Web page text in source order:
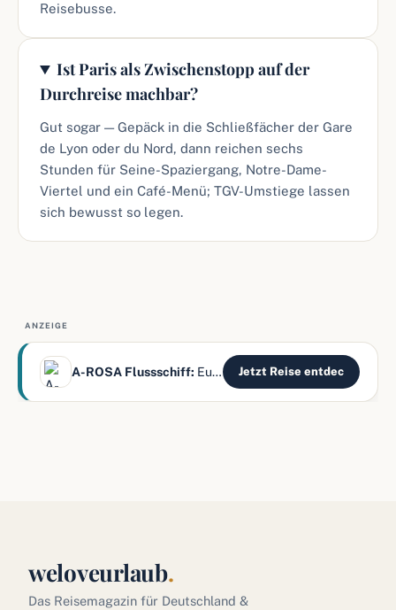
Reisebusse.
Ist Paris als Zwischenstopp auf der
Durchreise machbar?
Gut sogar — Gepäck in die Schließfächer der Gare
de Lyon oder du Nord, dann reichen sechs
Stunden für Seine-Spaziergang, Notre-Dame-
Viertel und ein Café-Menü; TGV-Umstiege lassen
sich bewusst so legen.
ANZEIGE
A-ROSA Flussschiff: Europas Flüsse – alles inklusive Jetzt Reise entdec
weloveurlaub.
Das Reisemagazin für Deutschland &